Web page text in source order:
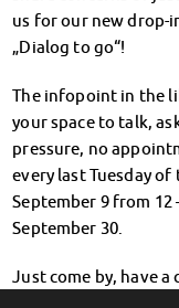
Mensa-FAQs
CampusCatering
Wohnen
Wohnheime im
Wohnheime in
Wohnheime in
Wohnheimantrag &
Wohnheimtutoren
us for our new drop-
„Dialog to go“!
The infopoint in the
your space to talk,
pressure, no
every last Tuesday
September 9 from
September 30.
Just come by, have